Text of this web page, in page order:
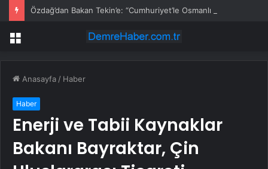
Menü
Anasayfa / Haber
Haber
Enerji ve Tabii Kaynaklar
Bakanı Bayraktar, Çin